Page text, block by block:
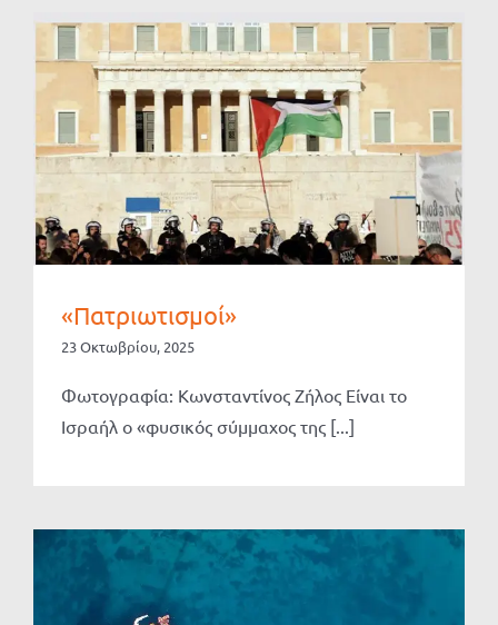
«Πατριωτισμοί»
23 Οκτωβρίου, 2025
Φωτογραφία: Κωνσταντίνος Ζήλος Είναι το
Ισραήλ ο «φυσικός σύμμαχος της [...]